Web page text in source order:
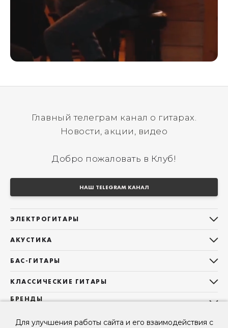
Для улучшения работы сайта и его взаимодействия с
Главный телеграм канал о гитарах.
Новости, акции, видео
Добро пожаловать в Клуб!
НАШ TELEGRAM КАНАЛ
ЭЛЕКТРОГИТАРЫ
Telecaster
Les Paul
Superstrat
АКУСТИКА
Фолки (ОМ, 000, 00)
Гранд Аудиториум
Б/У, уцененные гитары
БАС-ГИТАРЫ
Precision Bass
КЛАССИЧЕСКИЕ ГИТАРЫ
Все классические гитары
Б/У, уцененные гитары
БРЕНДЫ
Sigma Guitars